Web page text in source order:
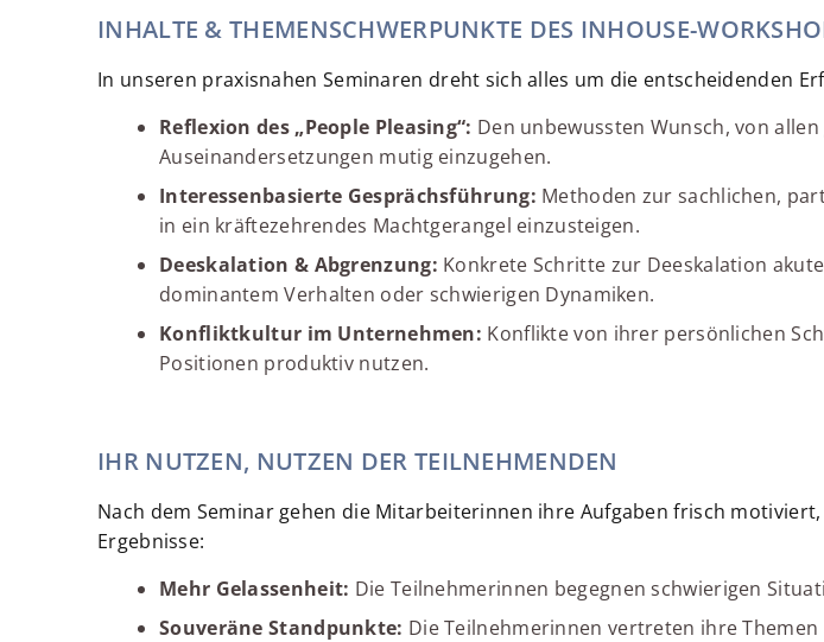
INHALTE & THEMENSCHWERPUNKTE DES INHOUSE-
In unseren praxisnahen Seminaren dreht sich alles um die entscheidenden
Reflexion des „People Pleasing“: Den unbewussten Wunsch, von
Auseinandersetzungen mutig einzugehen.
Interessenbasierte Gesprächsführung: Methoden zur sachlichen,
in ein kräftezehrendes Machtgerangel einzusteigen.
Deeskalation & Abgrenzung: Konkrete Schritte zur Deeskalation
dominantem Verhalten oder schwierigen Dynamiken.
Konfliktkultur im Unternehmen: Konflikte von ihrer persönlichen
Positionen produktiv nutzen.
IHR NUTZEN, NUTZEN DER TEILNEHMENDEN
Nach dem Seminar gehen die Mitarbeiterinnen ihre Aufgaben frisch
Ergebnisse:
Mehr Gelassenheit: Die Teilnehmerinnen begegnen schwierigen
Souveräne Standpunkte: Die Teilnehmerinnen vertreten ihre